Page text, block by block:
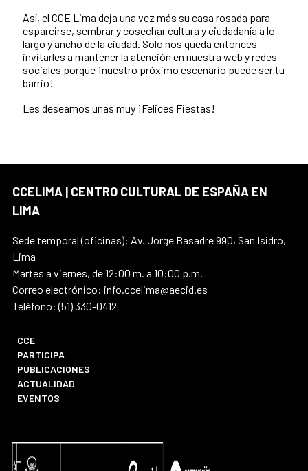
Así, el CCE Lima deja una vez más su casa rosada para
esparcirse, sembrar y cosechar cultura y ciudadanía a lo
largo y ancho de la ciudad. Solo nos queda entonces
invitarles a mantener la atención en nuestra web y redes
sociales porque ¡nuestro próximo escenario puede ser tu
barrio!
Les deseamos unas muy ¡Felices Fiestas!
CCELIMA | CENTRO CULTURAL DE ESPAÑA EN
LIMA
Sede temporal (oficinas): Av. Jorge Basadre 990, San Isidro,
Lima
Martes a viernes, de 12:00 m. a 10:00 p.m.
Correo electrónico: info.ccelima@aecid.es
Teléfono: (51) 330-0412
CCE
PARTICIPA
PUBLICACIONES
ACTUALIDAD
EVENTOS